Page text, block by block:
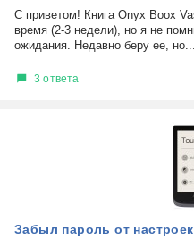
С приветом! Книга Onyx Boox
время (2-3 недели), но я не
ожидания. Недавно беру ее, но...
3 ответа
Забыл пароль от